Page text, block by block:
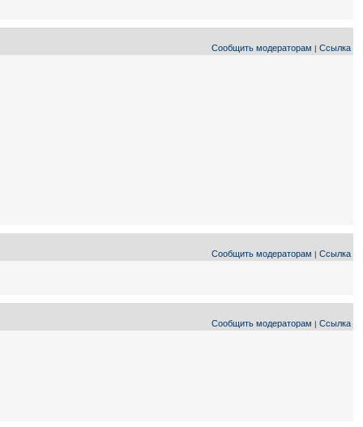
Сообщить модераторам Ссылка
Сообщить модераторам Ссылка
Сообщить модераторам Ссылка